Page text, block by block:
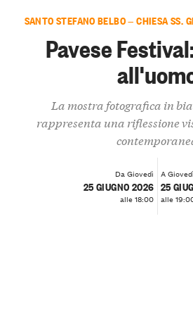
SANTO STEFANO BELBO — CHIESA SS.
Pavese
La mostra fotografica in
rappresenta una riflessione
Da Giovedì
25 GIUGNO 2026
alle 18:00
A Giovedì
25
alle